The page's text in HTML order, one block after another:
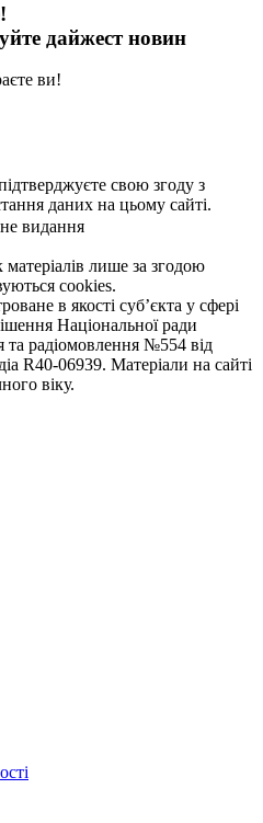
дайжест новин
ви!
свою згоду з
даних на цьому сайті.
видання
лише за згодою
cookies.
в якості суб’єкта у сфері
Національної ради
та радіомовлення №554 від
R40-06939. Матеріали на сайті
віку.